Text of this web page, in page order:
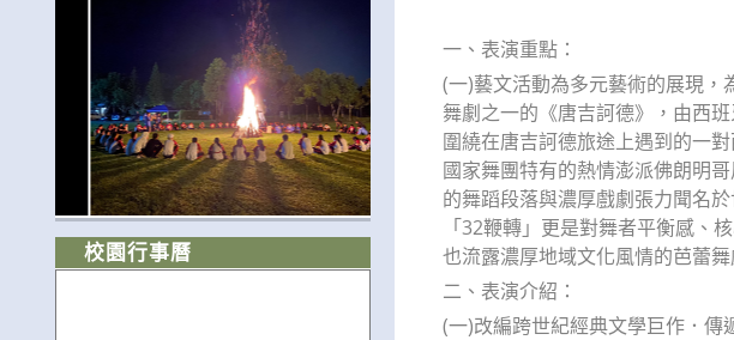
一、表演重點：
(一)藝文活動為多元藝術的展現
舞劇之一的《唐吉訶德》，由西
圍繞在唐吉訶德旅途上遇到的一
國家舞團特有的熱情澎派佛朗明
的舞蹈段落與濃厚戲劇張力聞名
「32鞭轉」更是對舞者平衡感、
也流露濃厚地域文化風情的芭蕾
二、表演介紹：
(一)改編跨世紀經典文學巨作．傳
校園行事曆